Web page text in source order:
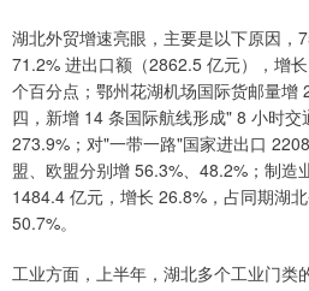
湖北外贸增速亮眼，主要是以下原因，
71.2% 进出口额（2862.5 亿元），增
个百分点；鄂州花湖机场国际货邮量增
四，新增 14 条国际航线形成" 8 小时交
273.9%；对"一带一路"国家进出口
盟、欧盟分别增 56.3%、48.2%；制造
1484.4 亿元，增长 26.8%，占同期湖北
50.7%。
工业方面，上半年，湖北多个工业门类